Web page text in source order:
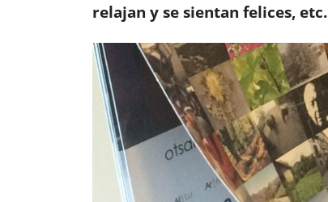
relajan y se sientan felices, etc.